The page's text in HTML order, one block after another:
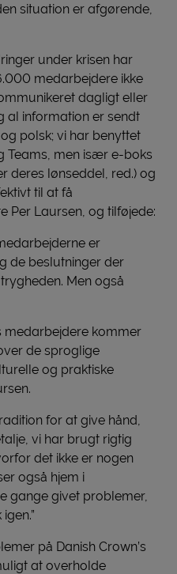
situation er afgørende,
under krisen har
medarbejdere ikke
dagligt eller
al information er sendt
polsk; vi har benyttet
Teams, men især e-boks
deres lønseddel, red.) og
til at få
Per Laursen, og tilføjede:
er
de beslutninger der
Men også
medarbejdere kommer
de sproglige
og praktiske
for at give hånd,
vi har brugt rigtig
det ikke er nogen
også hjem i
gange givet problemer,
på Danish Crown’s
at overholde